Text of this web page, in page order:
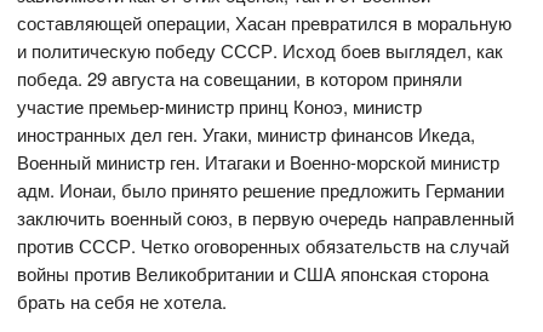
составляющей операции, Хасан превратился в моральную
и политическую победу СССР. Исход боев выглядел, как
победа. 29 августа на совещании, в котором приняли
участие премьер-министр принц Коноэ, министр
иностранных дел ген. Угаки, министр финансов Икеда,
Военный министр ген. Итагаки и Военно-морской министр
адм. Ионаи, было принято решение предложить Германии
заключить военный союз, в первую очередь направленный
против СССР. Четко оговоренных обязательств на случай
войны против Великобритании и США японская сторона
брать на себя не хотела.